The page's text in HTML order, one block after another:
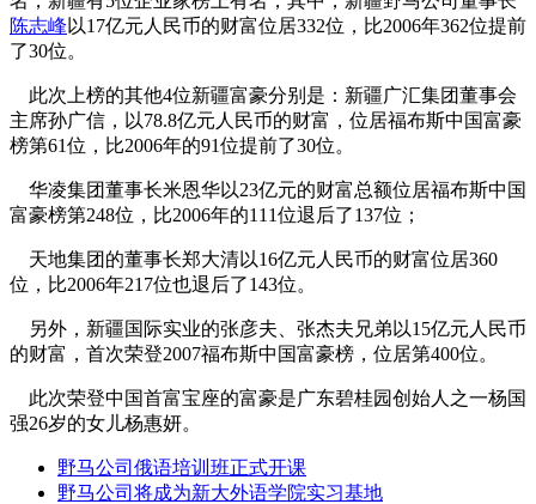
陈志峰 以17亿元人民币的财富位居332位，比2006年362位提前
了30位。
此次上榜的其他4位新疆富豪分别是：新疆广汇集团董事会
主席孙广信，以78.8亿元人民币的财富，位居福布斯中国富豪
榜第61位，比2006年的91位提前了30位。
华凌集团董事长米恩华以23亿元的财富总额位居福布斯中国
富豪榜第248位，比2006年的111位退后了137位；
天地集团的董事长郑大清以16亿元人民币的财富位居360
位，比2006年217位也退后了143位。
另外，新疆国际实业的张彦夫、张杰夫兄弟以15亿元人民币
的财富，首次荣登2007福布斯中国富豪榜，位居第400位。
此次荣登中国首富宝座的富豪是广东碧桂园创始人之一杨国
强26岁的女儿杨惠妍。
野马公司俄语培训班正式开课
野马公司将成为新大外语学院实习基地